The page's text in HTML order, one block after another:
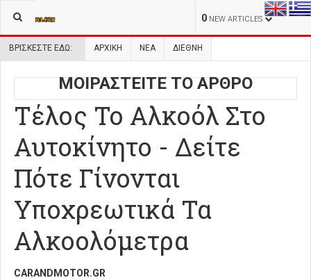
0 NEW ARTICLES
ΒΡΊΣΚΕΣΤΕ ΕΔΏ: ΑΡΧΙΚΉ ΝΕΑ ΔΙΕΘΝΗ
ΜΟΙΡΑΣΤΕΙΤΕ ΤΟ ΑΡΘΡΟ
Τέλος Το Αλκοόλ Στο
Αυτοκίνητο - Δείτε
Πότε Γίνονται
Υποχρεωτικά Τα
Αλκοολόμετρα
CARANDMOTOR.GR